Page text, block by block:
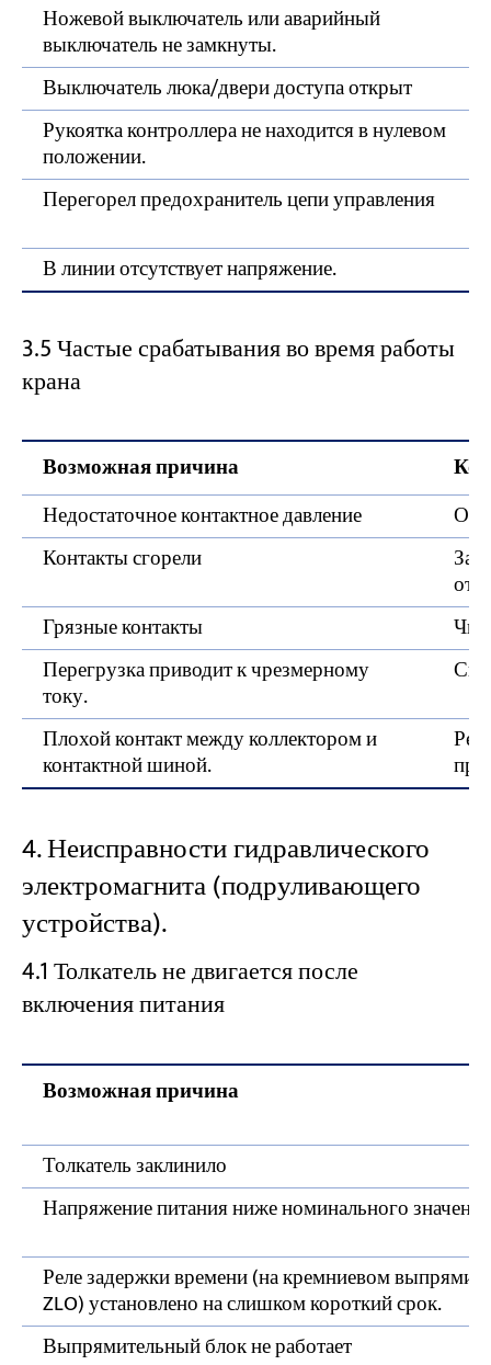
Ножевой выключатель или аварийный
выключатель не замкнуты.
Выключатель люка/двери доступа открыт
Рукоятка контроллера не находится в нулевом
положении.
Перегорел предохранитель цепи управления
В линии отсутствует напряжение.
3.5 Частые срабатывания во время работы
крана
Возможная причина
Недостаточное контактное давление
Контакты сгорели
Грязные контакты
Перегрузка приводит к чрезмерному
току.
Плохой контакт между коллектором и
контактной шиной.
4. Неисправности гидравлического
электромагнита (подруливающего
устройства).
4.1 Толкатель не двигается после
включения питания
Возможная причина
Толкатель заклинило
Напряжение питания ниже номинального
Реле задержки времени (на кремниевом
ZLO) установлено на слишком короткий срок.
Выпрямительный блок не работает